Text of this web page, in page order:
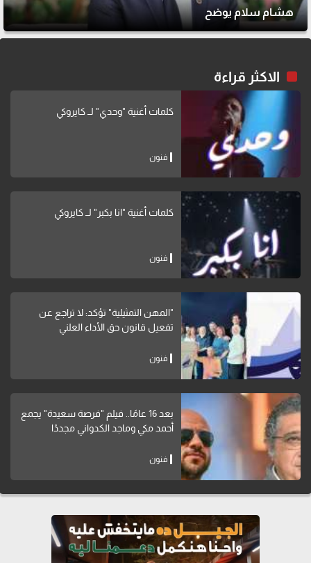
هشام سلام يوضح
الاكثر قراءة
كلمات أغنية "وحدي" لــ كايروكي
فنون
كلمات أغنية "انا بكبر" لــ كايروكي
فنون
"المهن التمثيلية" تؤكد: لا تراجع عن
تفعيل قانون حق الأداء العلني
فنون
بعد 16 عامًا.. فيلم "فرصة سعيدة" يجمع
أحمد مكي وماجد الكدواني مجددًا
فنون